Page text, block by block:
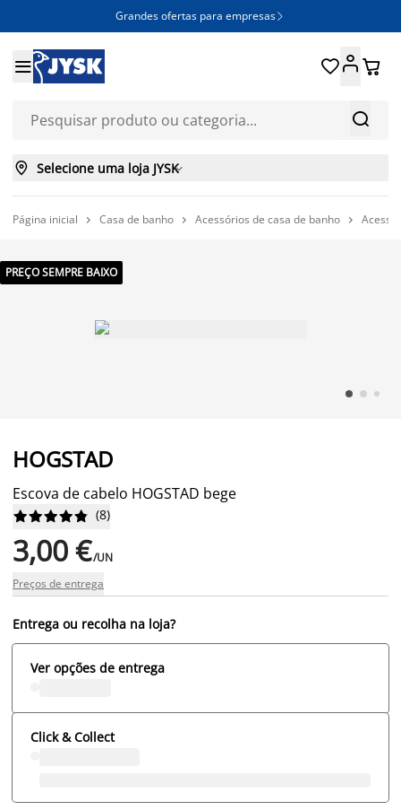
Grandes ofertas para empresas 


 
 Selecione uma loja JYSK
Página inicial  Casa de banho  Acessórios de casa de banho 
PREÇO SEMPRE BAIXO
HOGSTAD
Escova de cabelo HOGSTAD bege





 (8)
3,00 €/UN
Preços de entrega
Entrega ou recolha na loja?
Ver opções de entrega
Click & Collect